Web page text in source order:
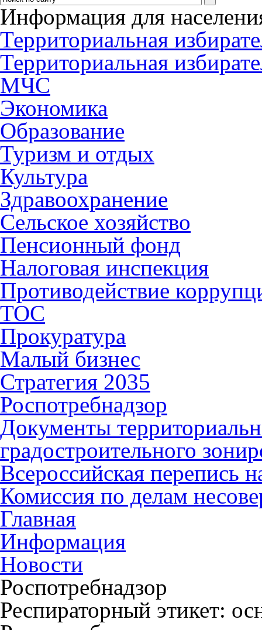
Информация для
Территориальная
Территориальная
МЧС
Экономика
Образование
Туризм и отдых
Культура
Здравоохранение
Сельское хозяйство
Пенсионный фонд
Налоговая инспекция
Противодействие
ТОС
Прокуратура
Малый бизнес
Стратегия 2035
Роспотребнадзор
Документы
градостроительного
Всероссийская перепись
Комиссия по делам
Главная
Информация
Новости
Роспотребнадзор
Респираторный этикет: